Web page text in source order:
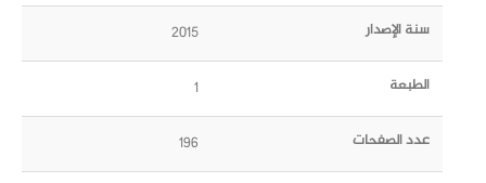
سنة الإصدار 2015
الطبعة 1
عدد الصفحات 196